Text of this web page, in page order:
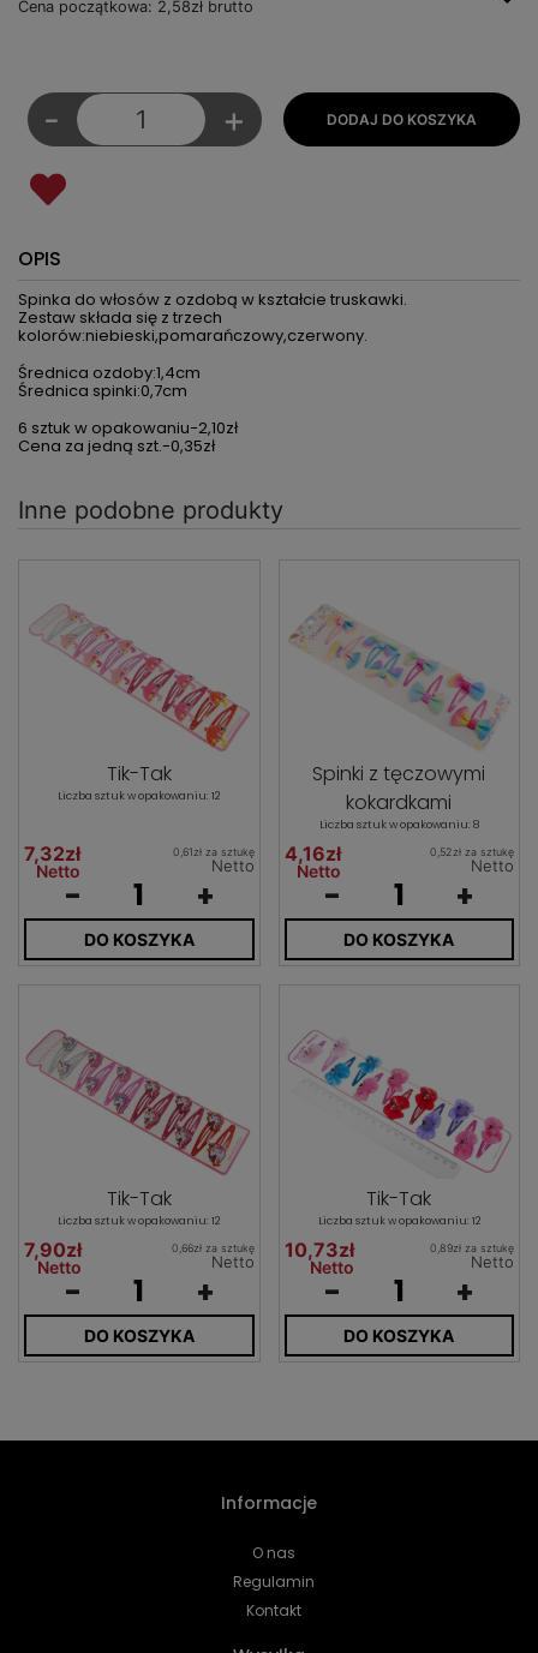
Cena początkowa: 2,58zł brutto
- +
OPIS
Spinka do włosów z ozdobą w kształcie truskawki.
Zestaw składa się z trzech
kolorów:niebieski,pomarańczowy,czerwony.
Średnica ozdoby:1,4cm
Średnica spinki:0,7cm
6 sztuk w opakowaniu-2,10zł
Cena za jedną szt.-0,35zł
Inne podobne produkty
Tik-Tak
Liczba sztuk w opakowaniu: 12
7,32zł
Netto
0,61zł za sztukę
Netto
- +
DO KOSZYKA
Spinki z tęczowymi
kokardkami
Liczba sztuk w opakowaniu: 8
4,16zł
Netto
0,52zł za sztukę
Netto
- +
DO KOSZYKA
Tik-Tak
Liczba sztuk w opakowaniu: 12
7,90zł
Netto
0,66zł za sztukę
Netto
- +
DO KOSZYKA
Tik-Tak
Liczba sztuk w opakowaniu: 12
10,73zł
Netto
0,89zł za sztukę
Netto
- +
DO KOSZYKA
Informacje
O nas
Regulamin
Kontakt